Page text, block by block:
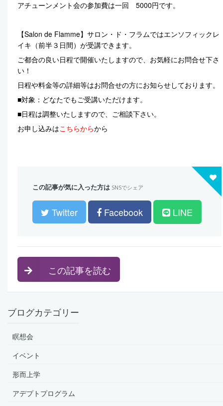
アチューンメント会の参加費は一回 5000円です。
【Salon de Flamme】サロン・ド・フラムではエンソフィックレ
イキ（前半３日間）が受講できます。
​ご都合の良い日程で開催いたしますので、お気軽にお問合せ下さ
い！
​日程や料金等の詳細等はお問合せの方にお知らせしております。​
■対象：どなたでもご受講いただけます。​
​■日程は調整いたしますので、ご相談下さい。
お申し込みはこちらからから
この記事が気に入った方は SNSでシェア
Twitter Facebook LINE
この記事を読む
ブログカテゴリー
瞑想会
イベント
形而上学
アデプトプログラム